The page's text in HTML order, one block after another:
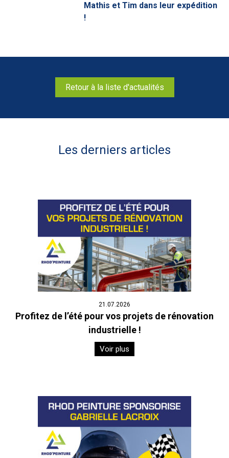
Mathis et Tim dans leur expédition
!
Retour à la liste d'actualités
Les derniers articles
21.07.2026
Profitez de l’été pour vos projets de rénovation
industrielle !
Voir plus